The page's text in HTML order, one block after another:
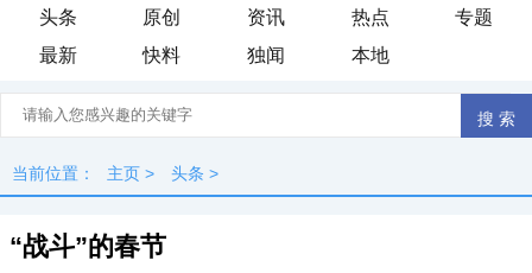
头条 原创 资讯 热点
专题
最新
快料 独闻 本地
当前位置： 主页 > 头条 >
“战斗”的春节